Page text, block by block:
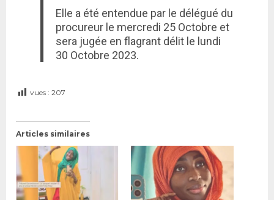
Elle a été entendue par le délégué du
procureur le mercredi 25 Octobre et
sera jugée en flagrant délit le lundi
30 Octobre 2023.
vues : 207
Articles similaires